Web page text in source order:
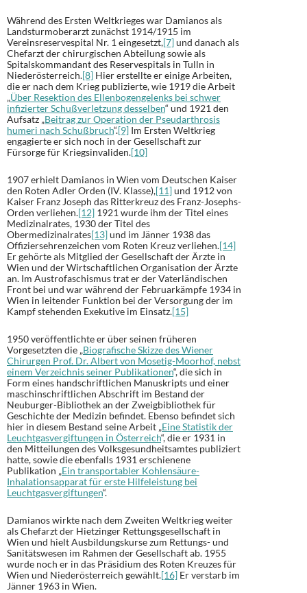
Während des Ersten Weltkrieges war Damianos als
Landsturmoberarzt zunächst 1914/1915 im
Vereinsreservespital Nr. 1 eingesetzt,[7]und danach als
Chefarzt der chirurgischen Abteilung sowie als
Spitalskommandant des Reservespitals in Tulln in
Niederösterreich.[8] Hier erstellte er einige Arbeiten,
die er nach dem Krieg publizierte, wie 1919 die Arbeit
„Über Resektion des Ellenbogengelenks bei schwer
infizierter Schußverletzung desselben“ und 1921 den
Aufsatz „Beitrag zur Operation der Pseudarthrosis
humeri nach Schußbruch“.[9] Im Ersten Weltkrieg
engagierte er sich noch in der Gesellschaft zur
Fürsorge für Kriegsinvaliden.[10]
1907 erhielt Damianos in Wien vom Deutschen Kaiser
den Roten Adler Orden (IV. Klasse),[11]und 1912 von
Kaiser Franz Joseph das Ritterkreuz des Franz-Josephs-
Orden verliehen.[12] 1921 wurde ihm der Titel eines
Medizinalrates, 1930 der Titel des
Obermedizinalrates[13]und im Jänner 1938 das
Offiziersehrenzeichen vom Roten Kreuz verliehen.[14]
Er gehörte als Mitglied der Gesellschaft der Ärzte in
Wien und der Wirtschaftlichen Organisation der Ärzte
an. Im Austrofaschismus trat er der Vaterländischen
Front bei und war während der Februarkämpfe 1934 in
Wien in leitender Funktion bei der Versorgung der im
Kampf stehenden Exekutive im Einsatz.[15]
1950 veröffentlichte er über seinen früheren
Vorgesetzten die „Biografische Skizze des Wiener
Chirurgen Prof. Dr. Albert von Mosetig-Moorhof, nebst
einem Verzeichnis seiner Publikationen“, die sich in
Form eines handschriftlichen Manuskripts und einer
maschinschriftlichen Abschrift im Bestand der
Neuburger-Bibliothek an der Zweigbibliothek für
Geschichte der Medizin befindet. Ebenso befindet sich
hier in diesem Bestand seine Arbeit „Eine Statistik der
Leuchtgasvergiftungen in Österreich“, die er 1931 in
den Mitteilungen des Volksgesundheitsamtes publiziert
hatte, sowie die ebenfalls 1931 erschienene
Publikation „Ein transportabler Kohlensäure-
Inhalationsapparat für erste Hilfeleistung bei
Leuchtgasvergiftungen“.
Damianos wirkte nach dem Zweiten Weltkrieg weiter
als Chefarzt der Hietzinger Rettungsgesellschaft in
Wien und hielt Ausbildungskurse zum Rettungs- und
Sanitätswesen im Rahmen der Gesellschaft ab. 1955
wurde noch er in das Präsidium des Roten Kreuzes für
Wien und Niederösterreich gewählt.[16] Er verstarb im
Jänner 1963 in Wien.